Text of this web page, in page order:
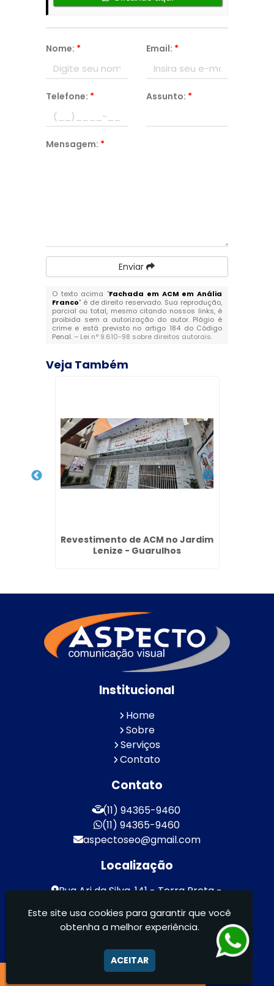
Nome: * Email: *
Telefone: * Assunto: *
Mensagem: *
Enviar
O texto acima "Fachada em ACM em Anália
Franco" é de direito reservado. Sua reprodução,
parcial ou total, mesmo citando nossos links, é
proibida sem a autorização do autor. Plágio é
crime e está previsto no artigo 184 do Código
Penal. – Lei n° 9.610-98 sobre direitos autorais.
Veja Também
Revestimento de ACM no Jardim
Lenize - Guarulhos
Institucional
Home
Sobre
Serviços
Contato
Contato
(11) 94365-9460
(11) 94365-9460
aspectoseo@gmail.com
Localização
Rua Ari da Silva, 141 - Terra Preta -
Aspecto Comunicação Visual Ltda -
Este site usa cookies para garantir que você
obtenha a melhor experiência.
ACEITAR